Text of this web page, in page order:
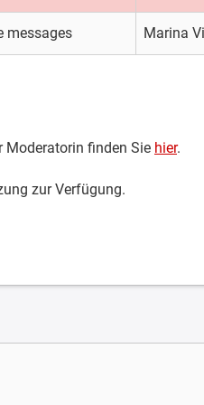
messages Marina
Moderatorin finden Sie hier.
zur Verfügung.